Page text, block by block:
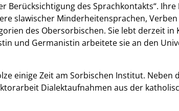
des Sprachkontakts“.
slawischer Minderheitensprachen,
des Obersorbischen. Sie lebt derzeit in
und Germanistin arbeitete sie an den
einige Zeit am Sorbischen Institut. Neben
Dialektaufnahmen aus der